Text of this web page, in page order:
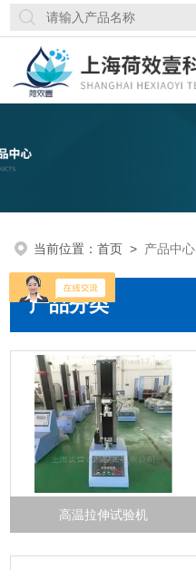
当前位置：首页 > 产品中心
产品分类
高温拉伸试验机